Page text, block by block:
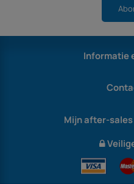
Informatie
Mijn after-